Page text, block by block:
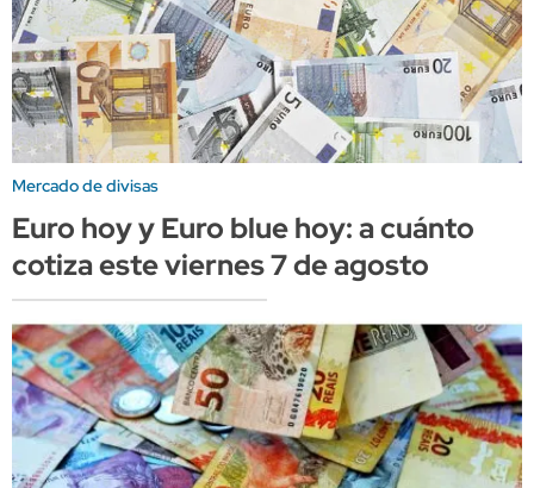
Mercado de divisas
Euro hoy y Euro blue hoy: a cuánto
cotiza este viernes 7 de agosto